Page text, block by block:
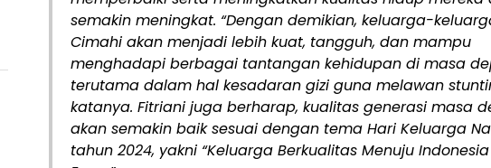
semakin meningkat. “Dengan demikian, keluarga-
Cimahi akan menjadi lebih kuat, tangguh, dan mampu
menghadapi berbagai tantangan kehidupan di masa
terutama dalam hal kesadaran gizi guna melawan
katanya. Fitriani juga berharap, kualitas generasi masa
akan semakin baik sesuai dengan tema Hari Keluarga
tahun 2024, yakni “Keluarga Berkualitas Menuju Indonesia